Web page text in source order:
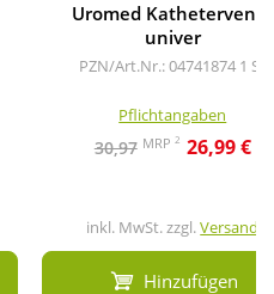
Uromed Katheterventil
univer
PZN/Art.Nr.: 04741874 1 St
Pflichtangaben
30,97 MRP 2 26,99 €
inkl. MwSt. zzgl.Versand
Hinzufügen